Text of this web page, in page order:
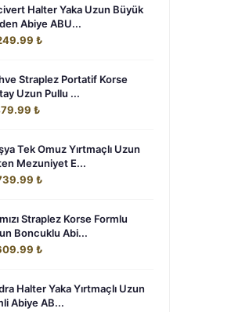
Halter Yaka Uzun Büyük
Abiye ABU...
₺
Straplez Portatif Korse
Uzun Pullu ...
₺
Tek Omuz Yırtmaçlı Uzun
Mezuniyet E...
₺
Straplez Korse Formlu
Boncuklu Abi...
₺
Halter Yaka Yırtmaçlı Uzun
Abiye AB...